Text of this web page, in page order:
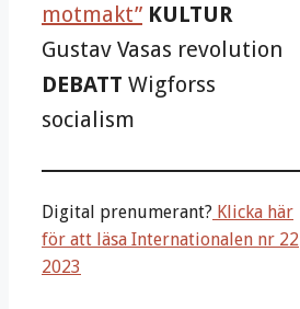
motmakt” KULTUR
Gustav Vasas revolution
DEBATT Wigforss
socialism
Digital prenumerant? Klicka här
för att läsa Internationalen nr 22
2023